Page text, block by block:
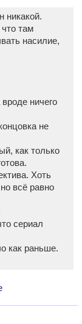
никакой.
там
насилие,
ничего
не
как только
Хоть
всё равно
сериал
как раньше.